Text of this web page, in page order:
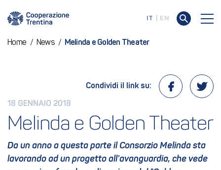
IT EN
Home / News / Melinda e Golden Theater
18 GENNAIO 2018
Condividi il link su:
Melinda e Golden Theater
Da un anno a questa parte il Consorzio Melinda sta
lavorando ad un progetto all’avanguardia, che vede